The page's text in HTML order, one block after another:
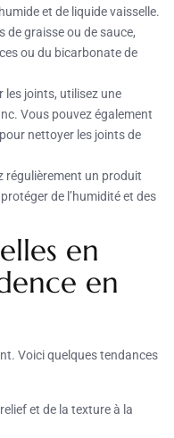
et de liquide vaisselle.
de graisse ou de sauce,
ou du bicarbonate de
les joints, utilisez une
Vous pouvez également
nettoyer les joints de
régulièrement un produit
de l’humidité et des
en
en
Voici quelques tendances
et de la texture à la